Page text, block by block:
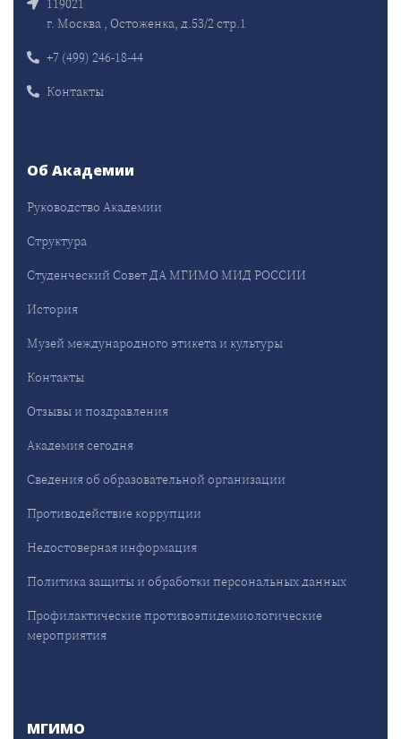
г. Москва , Остоженка, д.53/2 стр.1
+7 (499) 246-18-44
Контакты
Об Академии
Руководство Академии
Структура
Студенческий Совет ДА МГИМО МИД РОССИИ
История
Музей международного этикета и культуры
Контакты
Отзывы и поздравления
Академия сегодня
Сведения об образовательной организации
Противодействие коррупции
Недостоверная информация
Политика защиты и обработки персональных данных
Профилактические противоэпидемиологические
мероприятия
МГИМО